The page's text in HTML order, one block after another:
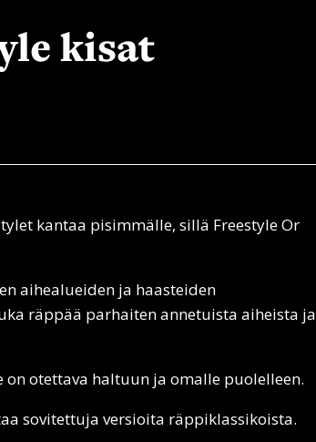
kisat
kantaa pisimmälle, sillä Freestyle Or
aihealueiden ja haasteiden
räppää parhaiten annetuista aiheista ja
otettava haltuun ja omalle puolelleen.
sovitettuja versioita räppiklassikoista.